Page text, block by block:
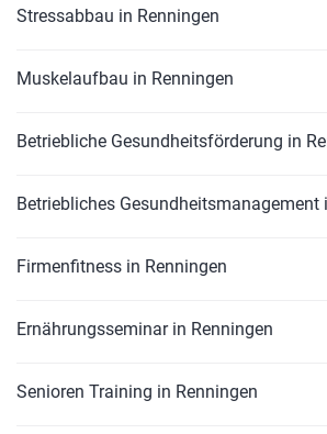
Stressabbau in Renningen
Muskelaufbau in Renningen
Betriebliche Gesundheitsförderung in
Betriebliches Gesundheitsmanagement
Firmenfitness in Renningen
Ernährungsseminar in Renningen
Senioren Training in Renningen